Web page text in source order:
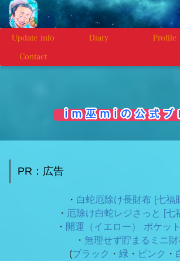
Update info Diary Profile
Contact
i m 巫 m i の 公 式 ブ
PR：広告
・ 白蛇厄除け長財布 [七福
・ 厄除け白蛇レジさっと [七
・ 開運（イエロー） ポケッ
・ 無理せず貯まるミニ財
(ブラック ・ 緑 ・ ピンク ・